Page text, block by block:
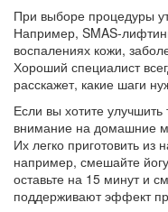
При выборе процедуры
Например,
воспалениях кожи,
Хороший специалист
расскажет, какие шаги
Если вы хотите
внимание на домашние
Их легко приготовить из
например, смешайте
оставьте на 15 минут и
поддерживают эффект